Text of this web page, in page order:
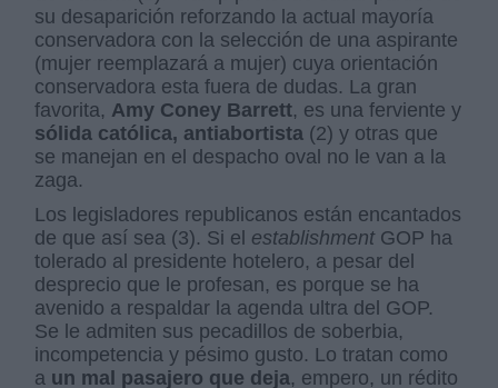
su desaparición reforzando la actual mayoría
conservadora con la selección de una aspirante
(mujer reemplazará a mujer) cuya orientación
conservadora esta fuera de dudas. La gran
favorita, Amy Coney Barrett, es una ferviente y
sólida católica, antiabortista (2) y otras que
se manejan en el despacho oval no le van a la
zaga.
Los legisladores republicanos están encantados
de que así sea (3). Si el establishment GOP ha
tolerado al presidente hotelero, a pesar del
desprecio que le profesan, es porque se ha
avenido a respaldar la agenda ultra del GOP.
Se le admiten sus pecadillos de soberbia,
incompetencia y pésimo gusto. Lo tratan como
a un mal pasajero que deja, empero, un rédito